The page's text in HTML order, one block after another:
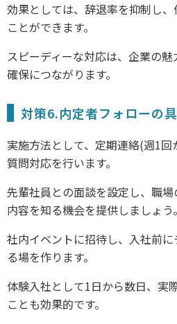
効果としては、辞退率を抑制し
ことができます。
スピーディーな対応は、企業の
確保につながります。
対策6.内定者フォローの
実施方法として、定期連絡(週1
質問対応を行います。
先輩社員との面談を設定し、職
内容を知る機会を提供しましょう。
社内イベントに招待し、入社前
る場を作ります。
体験入社として1日から数日、実
ことも効果的です。